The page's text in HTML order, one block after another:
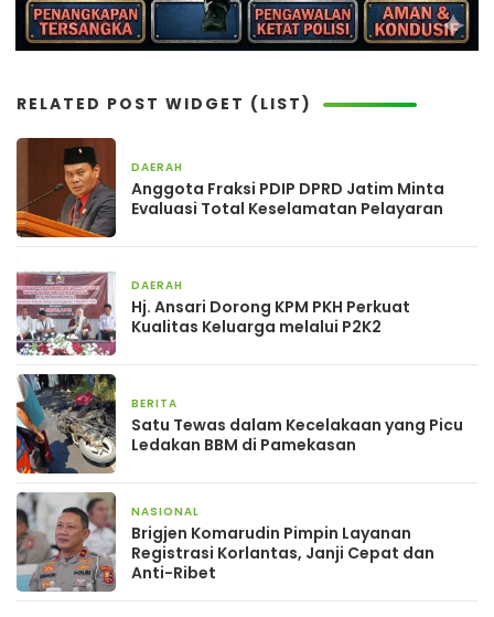
RELATED POST WIDGET (LIST)
DAERAH
Anggota Fraksi PDIP DPRD Jatim Minta
Evaluasi Total Keselamatan Pelayaran
DAERAH
Hj. Ansari Dorong KPM PKH Perkuat
Kualitas Keluarga melalui P2K2
BERITA
Satu Tewas dalam Kecelakaan yang Picu
Ledakan BBM di Pamekasan
NASIONAL
Brigjen Komarudin Pimpin Layanan
Registrasi Korlantas, Janji Cepat dan
Anti-Ribet